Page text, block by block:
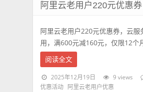
阿里云老用户220元优惠
阿里云老用户220元优惠券，云服
用，满600元减160元，仅限12
阅读全文
2025年12月19日 9 views
优惠活动
阿里云老用户优惠